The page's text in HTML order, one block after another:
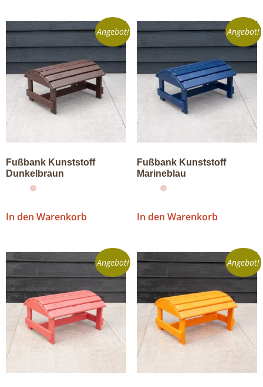
Angebot!
Fußbank Kunststoff
Dunkelbraun
In den Warenkorb
Angebot!
Fußbank Kunststoff
Marineblau
In den Warenkorb
Angebot! Angebot!